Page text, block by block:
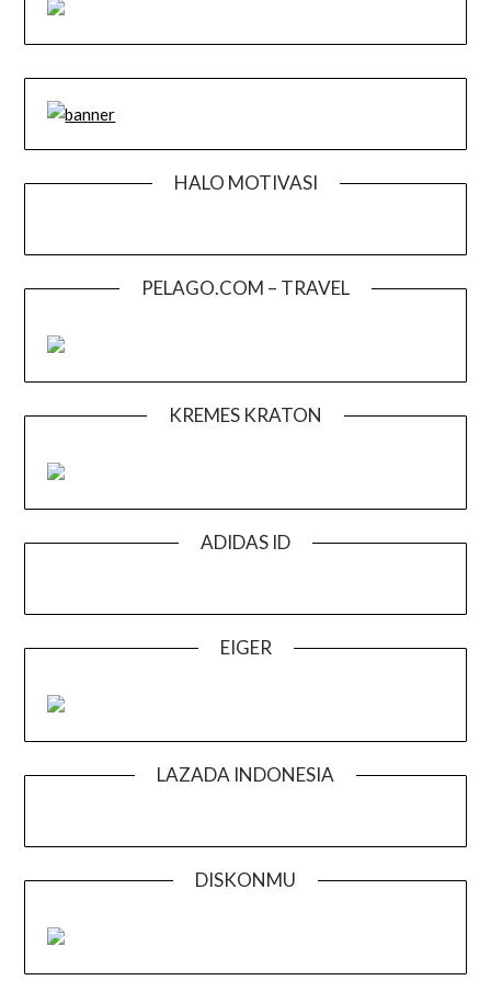
HALO MOTIVASI
PELAGO.COM – TRAVEL
KREMES KRATON
ADIDAS ID
EIGER
LAZADA INDONESIA
DISKONMU